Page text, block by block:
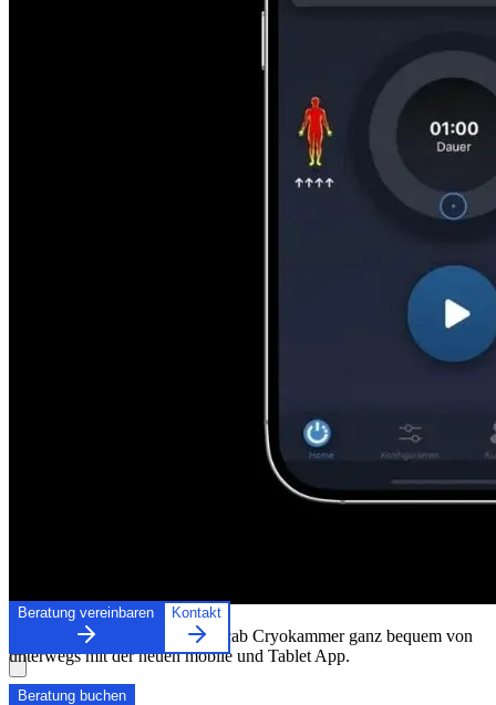
Beratung vereinbaren Kontakt
Moderne Steuerung der Powercab Cryokammer ganz bequem von
unterwegs mit der neuen mobile und Tablet App.
Beratung buchen